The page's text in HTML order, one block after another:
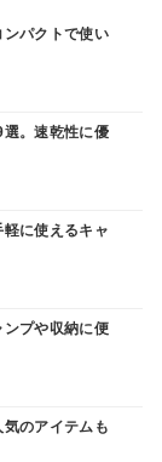
パクトで使い
。速乾性に優
に使えるキャ
プや収納に便
のアイテムも